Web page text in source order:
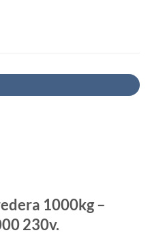
1000kg –
230v.